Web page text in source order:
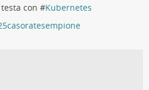
con #Kubernetes